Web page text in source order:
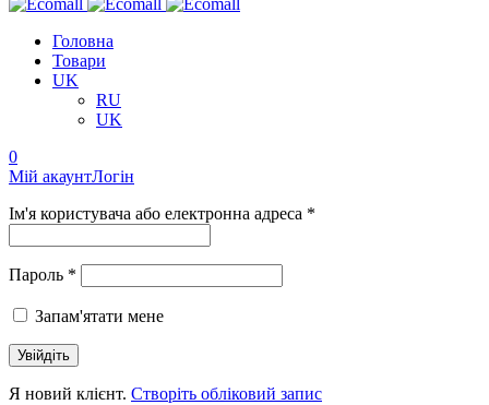
Головна
Товари
UK
RU
UK
0
Мій акаунтЛогін
Ім'я користувача або електронна адреса *
Пароль *
Запам'ятати мене
Я новий клієнт. Створіть обліковий запис